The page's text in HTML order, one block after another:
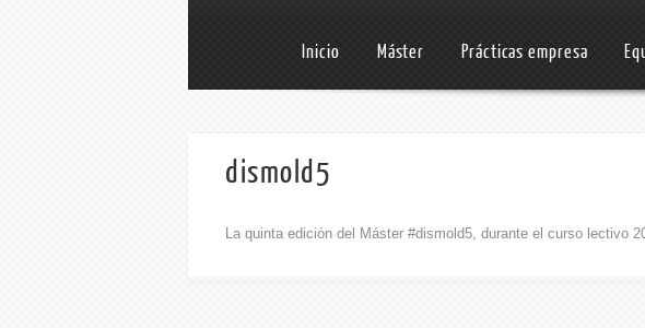
Inicio Máster Prácticas empresa
dismold5
La quinta edición del Máster #dismold5, durante el curso lectivo